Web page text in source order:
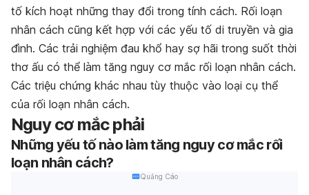
tố kích hoạt những thay đổi trong tính cách. Rối loạn
nhân cách cũng kết hợp với các yếu tố di truyền và gia
đình. Các trải nghiệm đau khổ hay sợ hãi trong suốt thời
thơ ấu có thể làm tăng nguy cơ mắc rối loạn nhân cách.
Các triệu chứng khác nhau tùy thuộc vào loại cụ thể
của rối loạn nhân cách.
Nguy cơ mắc phải
Những yếu tố nào làm tăng nguy cơ mắc rối
loạn nhân cách?
Quảng Cáo